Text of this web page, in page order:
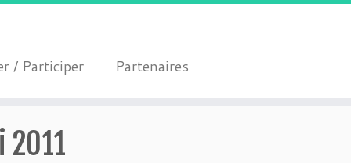
/ Participer Partenaires